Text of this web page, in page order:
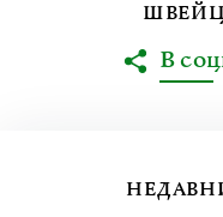
В